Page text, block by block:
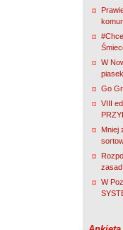
W
piasek
Go
VIII
Mniej
W